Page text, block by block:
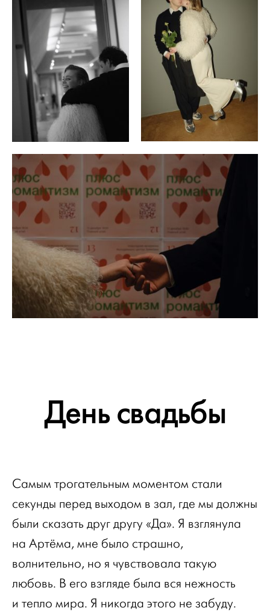
День свадьбы
Самым трогательным моментом стали
секунды перед выходом в зал, где мы должны
были сказать друг другу «Да». Я взглянула
на Артёма, мне было страшно,
волнительно, но я чувствовала такую
любовь. В его взгляде была вся нежность
и тепло мира. Я никогда этого не забуду.